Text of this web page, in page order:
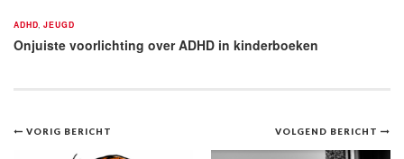
ADHD ,JEUGD
Onjuiste voorlichting over ADHD in kinderboeken
Bericht VOLGEND BERICHT
VORIG BERICHT